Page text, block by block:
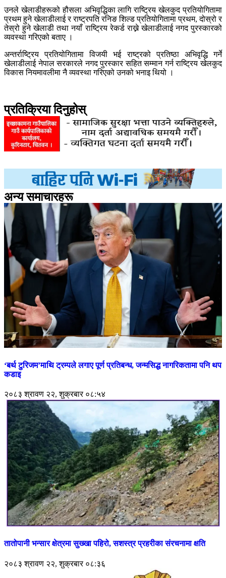
उनले खेलाडीहरूको हौसला अभिवृद्धिका लागि राष्ट्रिय खेलकुद प्रतियोगितामा
प्रथम हुने खेलाडीलाई र राष्ट्रपति रनिङ शिल्ड प्रतियोगितामा प्रथम, दोस्रो र
तेस्रो हुने खेलाडी तथा नयाँ राष्ट्रिय रेकर्ड राख्ने खेलाडीलाई नगद पुरस्कारको
व्यवस्था गरिएको बताए ।
अन्तर्राष्ट्रिय प्रतियोगितामा विजयी भई राष्ट्रको प्रतिष्ठा अभिवृद्धि गर्ने
खेलाडीलाई नेपाल सरकारले नगद पुरस्कार सहित सम्मान गर्न राष्ट्रिय खेलकुद
विकास नियमावलीमा नै व्यवस्था गरिएको उनको भनाइ थियो ।
प्रतिक्रिया दिनुहोस्
अन्य समाचारहरू
‘बर्थ टुरिजम’माथि ट्रम्पले लगाए पूर्ण प्रतिबन्ध, जन्मसिद्ध नागरिकतामा पनि थप
कडाइ
२०८३ श्रावण २२, शुक्रबार ०८:५४
तातोपानी भन्सार क्षेत्रमा सुख्खा पहिरो, सशस्त्र प्रहरीका संरचनामा क्षति
२०८३ श्रावण २२, शुक्रबार ०८:३६